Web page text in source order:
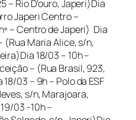
– Rio D’ouro, Japeri)Dia
Japeri Centro –
– Centro de Japeri) Dia
(Rua Maria Alice, s/n,
18/03 – 10h –
– (Rua Brasil, 923,
03 – 9h – Polo da ESF
s/n, Marajoara,
03 -10h –